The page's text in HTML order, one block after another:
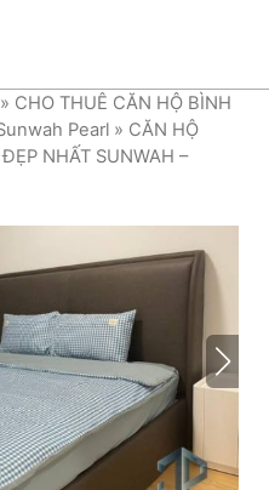
» CHO THUÊ CĂN HỘ BÌNH
Pearl » CĂN HỘ
NHẤT SUNWAH –